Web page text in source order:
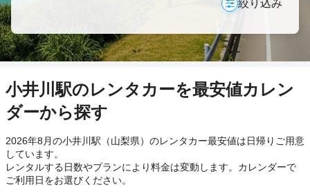
絞り込み
小井川駅のレンタカーを最安値カレン
ダーから探す
2026年8月の小井川駅（山梨県）のレンタカー最安値は日帰り ご用意
しています。
レンタルする日数やプランにより料金は変動します。カレンダーで
ご利用日をお選びください。